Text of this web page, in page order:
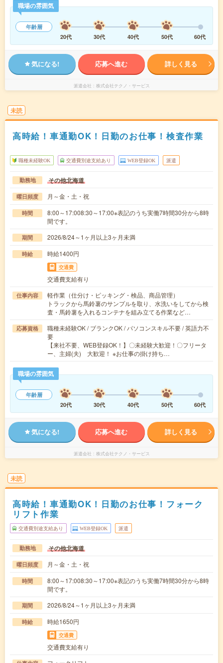
職場の雰囲気
年齢層
20代
30代 40代 50代 60代
気になる! 応募へ進む 詳しく見る
派遣会社 株式会社テクノ・サービス
未読
高時給！車通勤OK！日勤のお仕事！検査作業
職種未経験OK 交通費別途支給あり WEB登録OK 派遣
勤務地 その他北海道
曜日頻度 月～金・土・祝
時間
8:00～17:008:30～17:00※表記のうち実働7時間30分から8時
間です。
期間 2026/8/24～1ヶ月以上3ヶ月未満
時給 時給1400円
交通費
交通費支給有り
仕事内容
軽作業（仕分け・ピッキング・検品、商品管理）
トラックから馬鈴薯のサンプルを取り、水洗いをしてから検
査・馬鈴薯を入れるコンテナを組み立てる作業など…
応募資格
職種未経験OK / ブランクOK / パソコンスキル不要 / 英語力不
要
【来社不要、WEB登録OK！】〇未経験大歓迎！〇フリータ
ー、主婦(夫) 大歓迎！ ※お仕事の掛け持ち…
職場の雰囲気
年齢層
20代
30代 40代 50代 60代
気になる! 応募へ進む 詳しく見る
派遣会社 株式会社テクノ・サービス
未読
高時給！車通勤OK！日勤のお仕事！フォーク
リフト作業
交通費別途支給あり WEB登録OK 派遣
勤務地 その他北海道
曜日頻度 月～金・土・祝
時間
8:00～17:008:30～17:00※表記のうち実働7時間30分から8時
間です。
期間 2026/8/24～1ヶ月以上3ヶ月未満
時給 時給1650円
交通費
交通費支給有り